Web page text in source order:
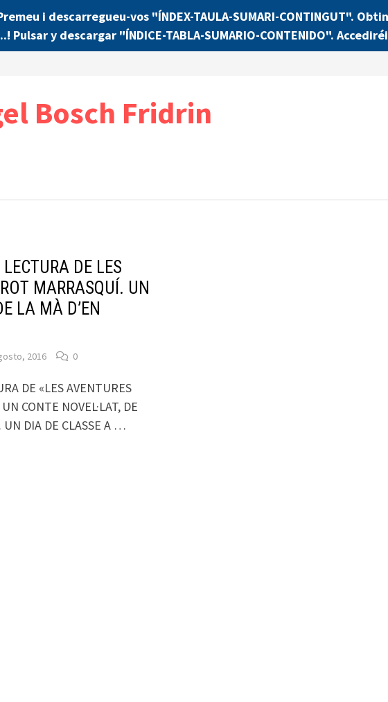
i descarregueu-vos "ÍNDEX-TAULA-SUMARI-CONTINGUT".
Pulsar y descargar "ÍNDICE-TABLA-SUMARIO-CONTENIDO".
Bosch Fridrin
DE LES
MARRASQUÍ. UN
LA MÀ D’EN
2016 0
DE «LES AVENTURES
CONTE NOVEL·LAT, DE
UN DIA DE CLASSE A …